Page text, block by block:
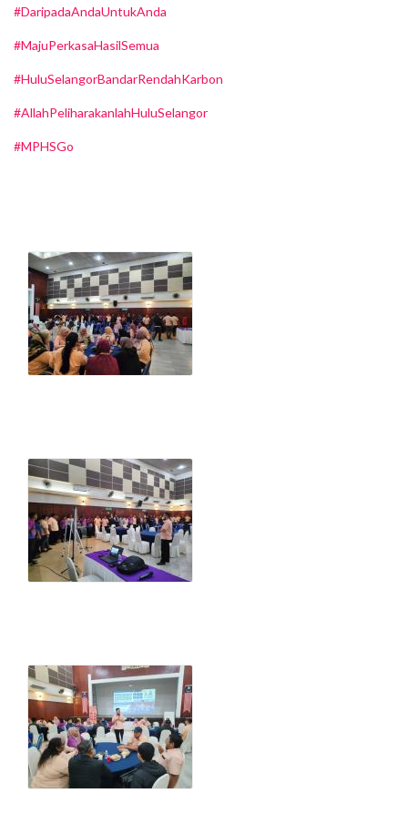
#DaripadaAndaUntukAnda
#MajuPerkasaHasilSemua
#HuluSelangorBandarRendahKarbon
#AllahPeliharakanlahHuluSelangor
#MPHSGo